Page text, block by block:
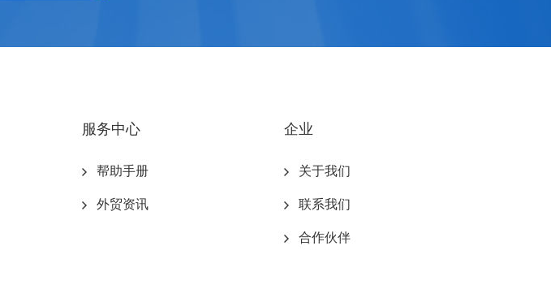
服务中心
帮助手册
外贸资讯
企业
关于我们
联系我们
合作伙伴